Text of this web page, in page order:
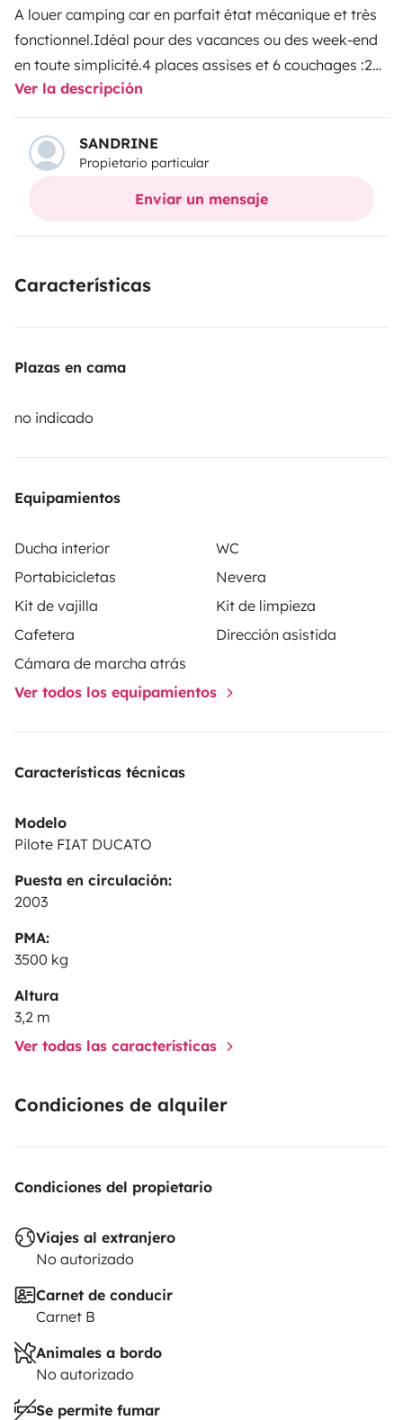
A louer camping car en parfait état mécanique et très
fonctionnel.Idéal pour des vacances ou des week-end
en toute simplicité.4 places assises et 6 couchages :2
couchages en capucine ,1 lit 2 personnes sur soute , et
dinette transformable en 140*190.Direction assistée,
grande soute avec porte vélo 4 places, prise 220v.
les accessoires inclus (rallonge, tuyau, bouteille de gaz
Nous mettons à disposition toute la vaisselle
animaux non acceptés.Possibilité de laisser votre
Ver la descripción
SANDRINE
Propietario particular
Enviar un mensaje
Características
Plazas en cama
no indicado
Equipamientos
Ducha interior
WC
Portabicicletas
Nevera
Kit de vajilla
Kit de limpieza
Cafetera
Dirección asistida
Cámara de marcha atrás
Ver todos los equipamientos
Características técnicas
Modelo
Pilote FIAT DUCATO
Puesta en circulación:
2003
PMA:
3500 kg
Altura
3,2 m
Ver todas las características
Condiciones de alquiler
Condiciones del propietario
Viajes al extranjero
No autorizado
Carnet de conducir
Carnet B
Animales a bordo
No autorizado
Se permite fumar